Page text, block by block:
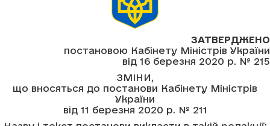
ЗАТВЕРДЖЕНО
постановою Кабінету Міністрів України
від 16 березня 2020 р. № 215
ЗМІНИ,
що вносяться до постанови Кабінету Міністрів
України
від 11 березня 2020 р. № 211